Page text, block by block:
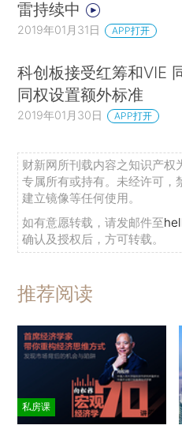
雷持续中
2019年01月31日 APP打开
科创板接受红筹和VIE
同权设置额外标准
2019年01月30日 APP打开
财新网所刊载内容之知识产权
专属所有或持有。未经许可，
建立镜像等任何使用。
如有意愿转载，请发邮件至
确认及授权后，方可转载。
推荐阅读
私房课